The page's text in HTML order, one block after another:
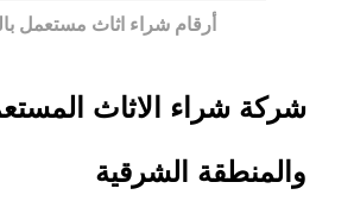
أرقام شراء اثاث مستعمل
شركة شراء الاثاث
والمنطقة الشرقية